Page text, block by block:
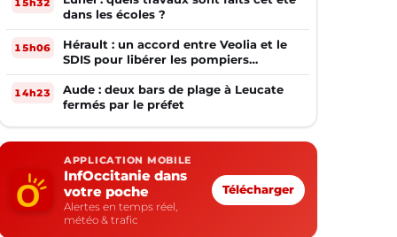
dans les écoles ?
15h06
Hérault : un accord entre Veolia et le
SDIS pour libérer les pompiers
volontaires
14h23
Aude : deux bars de plage à Leucate
fermés par le préfet
APPLICATION MOBILE
InfOccitanie dans
votre poche
Alertes en temps réel,
météo & trafic
Télécharger